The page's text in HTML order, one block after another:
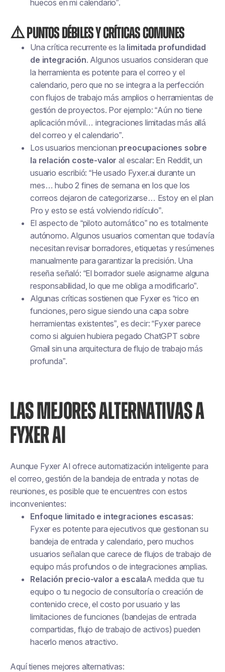
huecos en mi calendario”.
⚠️ Puntos débiles y críticas comunes
Una crítica recurrente es la limitada profundidad
de integración. Algunos usuarios consideran que
la herramienta es potente para el correo y el
calendario, pero que no se integra a la perfección
con flujos de trabajo más amplios o herramientas de
gestión de proyectos. Por ejemplo: “Aún no tiene
aplicación móvil… integraciones limitadas más allá
del correo y el calendario”.
Los usuarios mencionan preocupaciones sobre
la relación coste-valor al escalar: En Reddit, un
usuario escribió: “He usado Fyxer.ai durante un
mes… hubo 2 fines de semana en los que los
correos dejaron de categorizarse… Estoy en el plan
Pro y esto se está volviendo ridículo”.
El aspecto de “piloto automático” no es totalmente
autónomo. Algunos usuarios comentan que todavía
necesitan revisar borradores, etiquetas y resúmenes
manualmente para garantizar la precisión. Una
reseña señaló: “El borrador suele asignarme alguna
responsabilidad, lo que me obliga a modificarlo”.
Algunas críticas sostienen que Fyxer es “rico en
funciones, pero sigue siendo una capa sobre
herramientas existentes”, es decir: “Fyxer parece
como si alguien hubiera pegado ChatGPT sobre
Gmail sin una arquitectura de flujo de trabajo más
profunda”.
LAS MEJORES ALTERNATIVAS A
FYXER AI
Aunque Fyxer AI ofrece automatización inteligente para
el correo, gestión de la bandeja de entrada y notas de
reuniones, es posible que te encuentres con estos
inconvenientes:
Enfoque limitado e integraciones escasas:
Fyxer es potente para ejecutivos que gestionan su
bandeja de entrada y calendario, pero muchos
usuarios señalan que carece de flujos de trabajo de
equipo más profundos o de integraciones amplias.
Relación precio-valor a escalaA medida que tu
equipo o tu negocio de consultoría o creación de
contenido crece, el costo por usuario y las
limitaciones de funciones (bandejas de entrada
compartidas, flujo de trabajo de activos) pueden
hacerlo menos atractivo.
Aquí tienes mejores alternativas: